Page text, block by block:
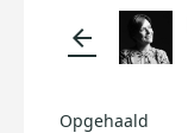
arrow_back
Opgehaald